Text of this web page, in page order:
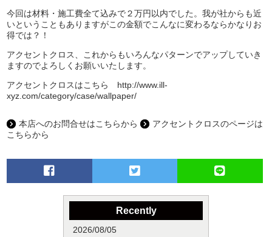
今回は材料・施工費全て込みで２万円以内でした。我が社からも近
いということもありますがこの金額でこんなに変わるならかなりお
得では？！
アクセントクロス、これからもいろんなパターンでアップしていき
ますのでよろしくお願いいたします。
アクセントクロスはこちら http://www.ill-
xyz.com/category/case/wallpaper/
本店へのお問合せはこちらから
アクセントクロスのページは
こちらから
Recently
2026/08/05